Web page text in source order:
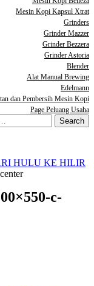
Mesin Kopi Kapsul Xtrat
Grinders
Grinder Mazzer
Grinder Bezzera
Grinder Astoria
Blender
Alat Manual Brewing
Edelmann
dan Pembersih Mesin Kopi
Page Peluang Usaha
HULU KE HILIR
c-